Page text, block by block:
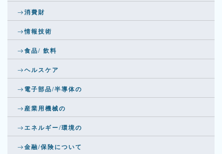
消費財
情報技術
食品/ 飲料
ヘルスケア
電子部品/半導体の
産業用機械の
エネルギー/環境の
金融/保険について